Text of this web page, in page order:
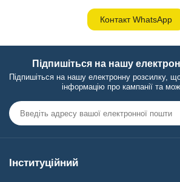
Контакт WhatsApp
Підпишіться на нашу
Підпишіться на нашу електронну розсилку,
інформацію про кампанії та
Інституційний